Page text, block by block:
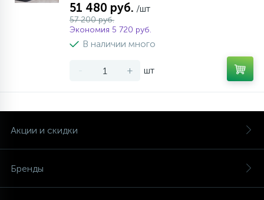
51 480 руб. /шт
57 200 руб.
Экономия 5 720 руб.
В наличии много
- + шт
Акции и скидки
Бренды